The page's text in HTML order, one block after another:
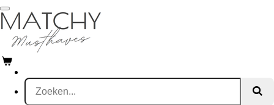
Ga
direct
naar
de
hoofdinhoud